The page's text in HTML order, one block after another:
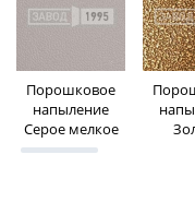
Порошковое
напыление
Серое мелкое